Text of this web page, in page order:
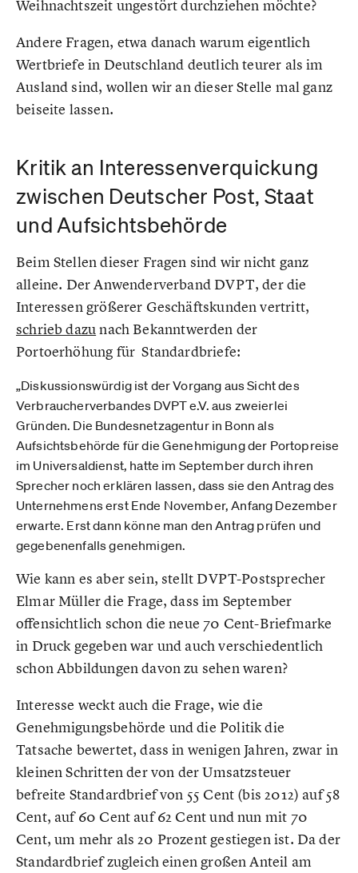
Weihnachtszeit ungestört durchziehen möchte?
Andere Fragen, etwa danach warum eigentlich
Wertbriefe in Deutschland deutlich teurer als im
Ausland sind, wollen wir an dieser Stelle mal ganz
beiseite lassen.
Kritik an Interessenverquickung
zwischen Deutscher Post, Staat
und Aufsichtsbehörde
Beim Stellen dieser Fragen sind wir nicht ganz
alleine. Der Anwenderverband DVPT, der die
Interessen größerer Geschäftskunden vertritt,
schrieb dazunach Bekanntwerden der
Portoerhöhung für Standardbriefe:
„Diskussionswürdig ist der Vorgang aus Sicht des
Verbraucherverbandes DVPT e.V. aus zweierlei
Gründen. Die Bundesnetzagentur in Bonn als
Aufsichtsbehörde für die Genehmigung der Portopreise
im Universaldienst, hatte im September durch ihren
Sprecher noch erklären lassen, dass sie den Antrag des
Unternehmens erst Ende November, Anfang Dezember
erwarte. Erst dann könne man den Antrag prüfen und
gegebenenfalls genehmigen.
Wie kann es aber sein, stellt DVPT-Postsprecher
Elmar Müller die Frage, dass im September
offensichtlich schon die neue 70 Cent-Briefmarke
in Druck gegeben war und auch verschiedentlich
schon Abbildungen davon zu sehen waren?
Interesse weckt auch die Frage, wie die
Genehmigungsbehörde und die Politik die
Tatsache bewertet, dass in wenigen Jahren, zwar in
kleinen Schritten der von der Umsatzsteuer
befreite Standardbrief von 55 Cent (bis 2012) auf 58
Cent, auf 60 Cent auf 62 Cent und nun mit 70
Cent, um mehr als 20 Prozent gestiegen ist. Da der
Standardbrief zugleich einen großen Anteil am